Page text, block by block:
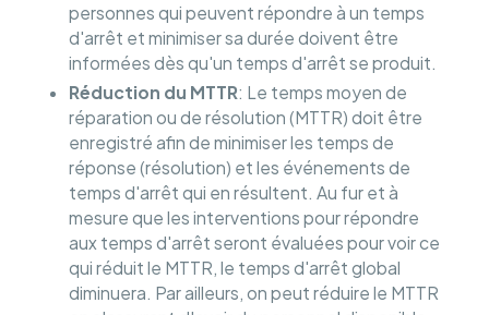
personnes qui peuvent répondre à un temps
d'arrêt et minimiser sa durée doivent être
informées dès qu'un temps d'arrêt se produit.
Réduction du MTTR: ​​Le temps moyen de
réparation ou de résolution (MTTR) doit être
enregistré afin de minimiser les temps de
réponse (résolution) et les événements de
temps d'arrêt qui en résultent. Au fur et à
mesure que les interventions pour répondre
aux temps d'arrêt seront évaluées pour voir ce
qui réduit le MTTR, le temps d'arrêt global
diminuera. Par ailleurs, on peut réduire le MTTR